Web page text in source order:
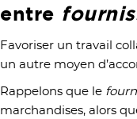
entre
Favoriser un travail
un autre moyen
Rappelons que le
marchandises, alors